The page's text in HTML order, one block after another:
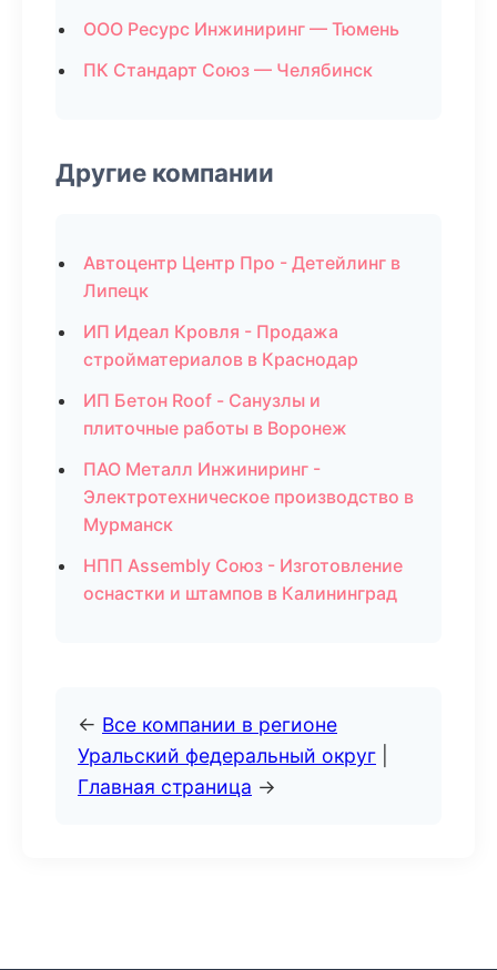
ООО Ресурс Инжиниринг — Тюмень
ПК Стандарт Союз — Челябинск
Другие компании
Автоцентр Центр Про - Детейлинг в
Липецк
ИП Идеал Кровля - Продажа
стройматериалов в Краснодар
ИП Бетон Roof - Санузлы и
плиточные работы в Воронеж
ПАО Металл Инжиниринг -
Электротехническое производство в
Мурманск
НПП Assembly Союз - Изготовление
оснастки и штампов в Калининград
← Все компании в регионе
Уральский федеральный округ
Главная страница →